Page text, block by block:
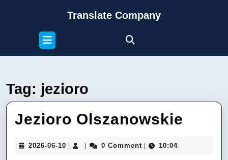
Translate Company
Open
Button
Tag: jezioro
Jezioro Olszanowskie
2026-06-10 2026-
0 Comment 10:04